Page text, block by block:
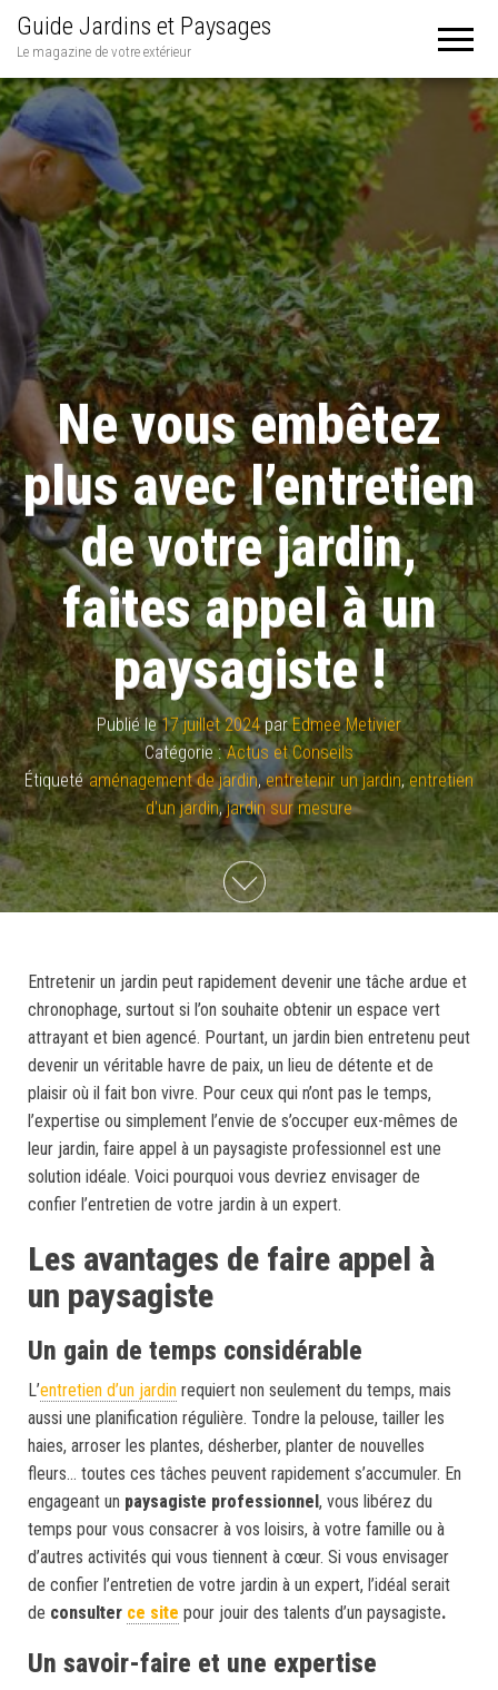
Guide Jardins et Paysages
Le magazine de votre extérieur
Ne vous embêtez
plus avec l’entretien
de votre jardin,
faites appel à un
paysagiste !
Publié le17 juillet 2024parEdmee Metivier
Catégorie : Actus et Conseils
Étiqueté aménagement de jardin,entretenir un jardin,entretien
d'un jardin,jardin sur mesure
Entretenir un jardin peut rapidement devenir une tâche ardue et
chronophage, surtout si l’on souhaite obtenir un espace vert
attrayant et bien agencé. Pourtant, un jardin bien entretenu peut
devenir un véritable havre de paix, un lieu de détente et de
plaisir où il fait bon vivre. Pour ceux qui n’ont pas le temps,
l’expertise ou simplement l’envie de s’occuper eux-mêmes de
leur jardin, faire appel à un paysagiste professionnel est une
solution idéale. Voici pourquoi vous devriez envisager de
confier l’entretien de votre jardin à un expert.
Les avantages de faire appel à
un paysagiste
Un gain de temps considérable
L’entretien d’un jardin requiert non seulement du temps, mais
aussi une planification régulière. Tondre la pelouse, tailler les
haies, arroser les plantes, désherber, planter de nouvelles
fleurs… toutes ces tâches peuvent rapidement s’accumuler. En
engageant un paysagiste professionnel, vous libérez du
temps pour vous consacrer à vos loisirs, à votre famille ou à
d’autres activités qui vous tiennent à cœur. Si vous envisager
de confier l’entretien de votre jardin à un expert, l’idéal serait
de consulter ce site pour jouir des talents d’un paysagiste.
Un savoir-faire et une expertise